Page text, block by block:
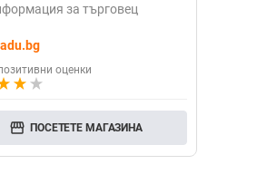
за търговец
оценки
storefront ПОСЕТЕТЕ МАГАЗИНА